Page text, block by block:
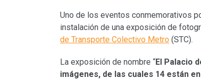
Uno de los eventos conmemorativos
instalación de una exposición de
de Transporte Colectivo Metro (STC).
La exposición de nombre “El Palacio
imágenes, de las cuales 14 están